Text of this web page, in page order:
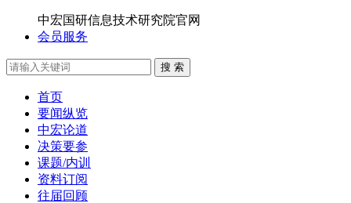
中宏国研信息技术研究院官网
会员服务
搜 索
首页
要闻纵览
中宏论道
决策要参
课题/内训
资料订阅
往届回顾